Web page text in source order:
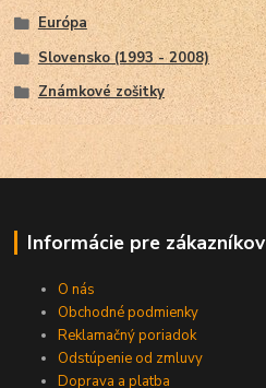
Európa
Slovensko (1993 - 2008)
Známkové zošitky
Informácie pre zákazníkov
O nás
Obchodné podmienky
Reklamačný poriadok
Odstúpenie od zmluvy
Doprava a platba